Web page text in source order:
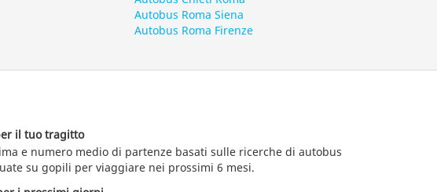
Autobus Roma Siena
Autobus Roma Firenze
il tuo tragitto
e numero medio di partenze basati sulle ricerche di autobus
su gopili per viaggiare nei prossimi 6 mesi.